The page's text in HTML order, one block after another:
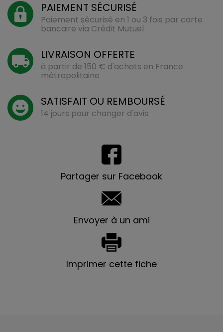
PAIEMENT SÉCURISÉ
Paiement sécurisé en 1 ou 3 fois par carte
bancaire via Crédit Mutuel
LIVRAISON OFFERTE
à partir de 150 € d'achats en France
métropolitaine
SATISFAIT OU REMBOURSÉ
14 jours pour changer d'avis
Partager sur Facebook
Envoyer à un ami
Imprimer cette fiche